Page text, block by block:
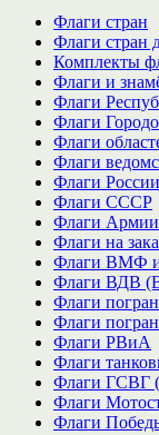
Флаги стран
Флаги стран
Комплекты
Флаги и
Флаги
Флаги
Флаги
Флаги
Флаги
Флаги СССР
Флаги Армии
Флаги на
Флаги ВМФ
Флаги ВДВ
Флаги
Флаги
Флаги РВиА
Флаги
Флаги ГСВГ
Флаги
Флаги